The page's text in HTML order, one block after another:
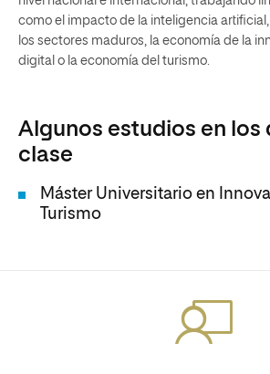
como el impacto de la inteligencia
los sectores maduros, la economía de la
digital o la economía del turismo.
Algunos estudios en los
clase
Máster Universitario en
Turismo